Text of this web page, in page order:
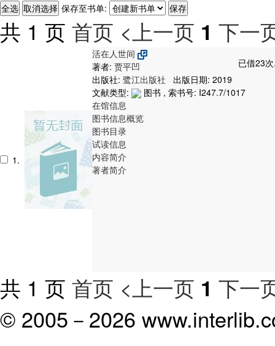
保存至书单:
共 1 页 首页 <上一页 1 下一
1.
活在人世间
已借23
著者: 贾平凹
出版社: 鹭江出版社
出版日期: 2019
文献类型:
图书 , 索书号: I247.7/1017
在馆信息
图书信息概览
图书目录
试读信息
内容简介
著者简介
共 1 页 首页 <上一页 1 下一
© 2005－ 2026